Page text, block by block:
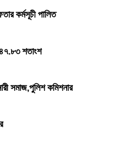
কর্মসূচী পালিত
৪৭.৮৩ শতাংশ
সমাজ,পুলিশ কমিশনার